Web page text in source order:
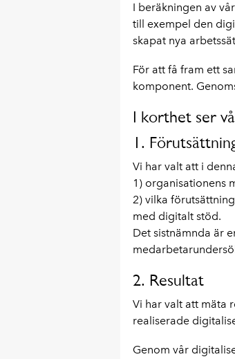
I beräkningen av
till exempel den
skapat nya
För att få fram ett
komponent.
I korthet ser
1.
Vi har valt att i
1) organisationens
2) vilka
med digitalt stöd.
Det sistnämnda är
2. Resultat
Vi har valt att mäta
realiserade
Genom vår